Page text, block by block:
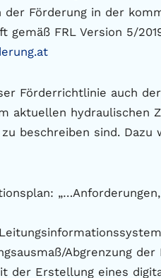
der Förderung in der
gemäß FRL Version 5/
Förderrichtlinie auch
aktuellen hydraulischen
beschreiben sind. Dazu
Abgrenzung
der Erstellung eines